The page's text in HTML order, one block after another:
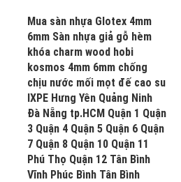
Mua sàn nhựa Glotex 4mm
6mm Sàn nhựa giả gỗ hèm
khóa charm wood hobi
kosmos 4mm 6mm chống
chịu nước mối mọt đế cao su
IXPE Hưng Yên Quảng Ninh
Đà Nẵng tp.HCM Quận 1 Quận
3 Quận 4 Quận 5 Quận 6 Quận
7 Quận 8 Quận 10 Quận 11
Phú Thọ Quận 12 Tân Bình
Vĩnh Phúc Bình Tân Bình